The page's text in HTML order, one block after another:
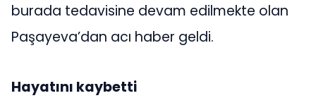
burada tedavisine devam edilmekte olan
Paşayeva’dan acı haber geldi.
Hayatını kaybetti